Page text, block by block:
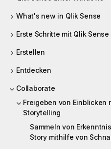
What's new in Qlik Sense
Erste Schritte mit Qlik Sense
Erstellen
Entdecken
Collaborate
Freigeben von Einblicken
Storytelling
Sammeln von
Story mithilfe von